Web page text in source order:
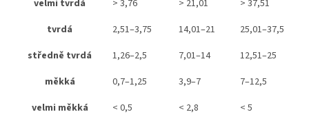
velmi tvrdá > 3,76 > 21,01
> 37,51
tvrdá
2,51–3,75 14,01–21
25,01–37,5
středně tvrdá
1,26–2,5 7,01–14
12,51–25
měkká
0,7–1,25 3,9–7
7–12,5
velmi měkká
< 0,5 < 2,8 < 5